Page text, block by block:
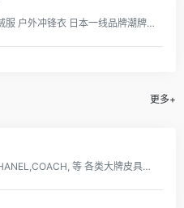
Adidas耐克运动套装羽绒服 户外冲锋衣 日本一线品牌潮牌，安德玛，彪马PUMA，Evisu福神，乔丹，supreme巴黎世家vans FILA各类品牌服装
更多+
主营LV ,GUCCI, MK ,CHANEL,COACH, 等 各类大牌皮具、男女包、钱包. 描述: 广州 厂家直销 ，价格优惠